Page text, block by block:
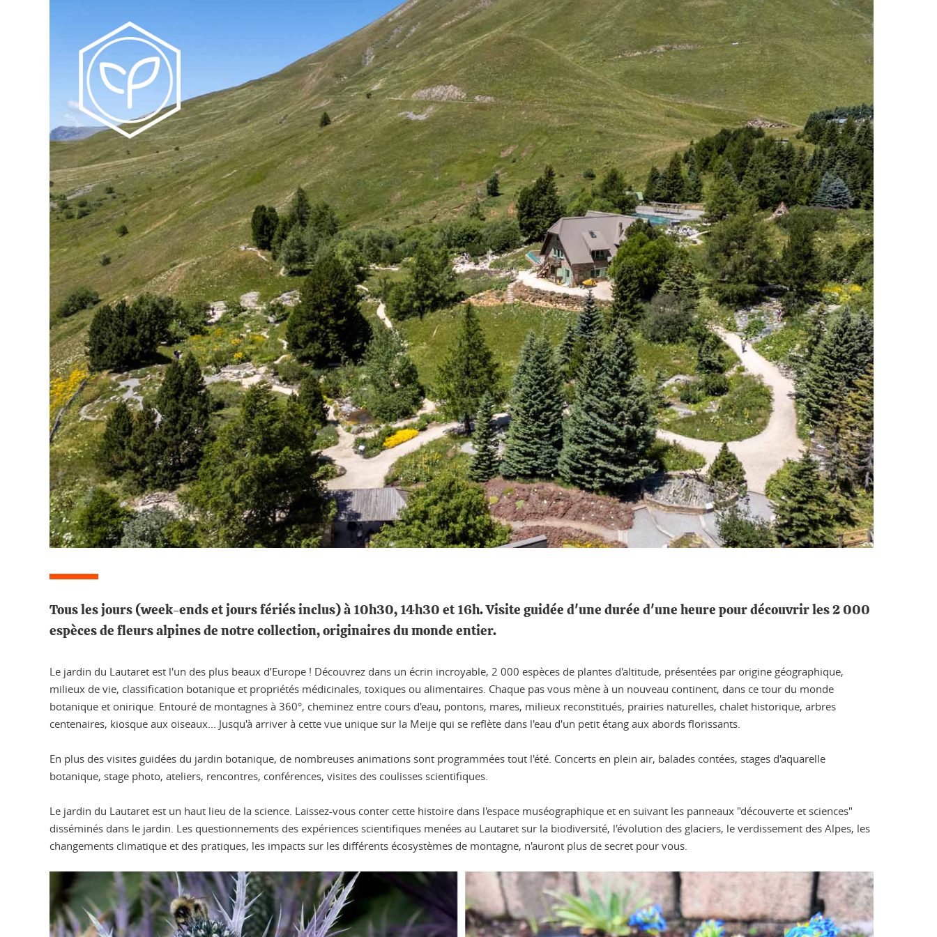
Tous les jours (week-ends et jours fériés inclus) à 10h30, 14h30 et 16h. Visite guidée d'une durée d'une heure pour découvrir les 2 000
espèces de fleurs alpines de notre collection, originaires du monde entier.
Le jardin du Lautaret est l'un des plus beaux d’Europe ! Découvrez dans un écrin incroyable, 2 000 espèces de plantes d'altitude, présentées par origine géographique,
milieux de vie, classification botanique et propriétés médicinales, toxiques ou alimentaires. Chaque pas vous mène à un nouveau continent, dans ce tour du monde
botanique et onirique. Entouré de montagnes à 360°, cheminez entre cours d'eau, pontons, mares, milieux reconstitués, prairies naturelles, chalet historique, arbres
centenaires, kiosque aux oiseaux... Jusqu'à arriver à cette vue unique sur la Meije qui se reflète dans l'eau d'un petit étang aux abords florissants.
En plus des visites guidées du jardin botanique, de nombreuses animations sont programmées tout l'été. Concerts en plein air, balades contées, stages d'aquarelle
botanique, stage photo, ateliers, rencontres, conférences, visites des coulisses scientifiques.
Le jardin du Lautaret est un haut lieu de la science. Laissez-vous conter cette histoire dans l'espace muséographique et en suivant les panneaux "découverte et sciences"
disséminés dans le jardin. Les questionnements des expériences scientifiques menées au Lautaret sur la biodiversité, l'évolution des glaciers, le verdissement des Alpes, les
changements climatique et des pratiques, les impacts sur les différents écosystèmes de montagne, n'auront plus de secret pour vous.